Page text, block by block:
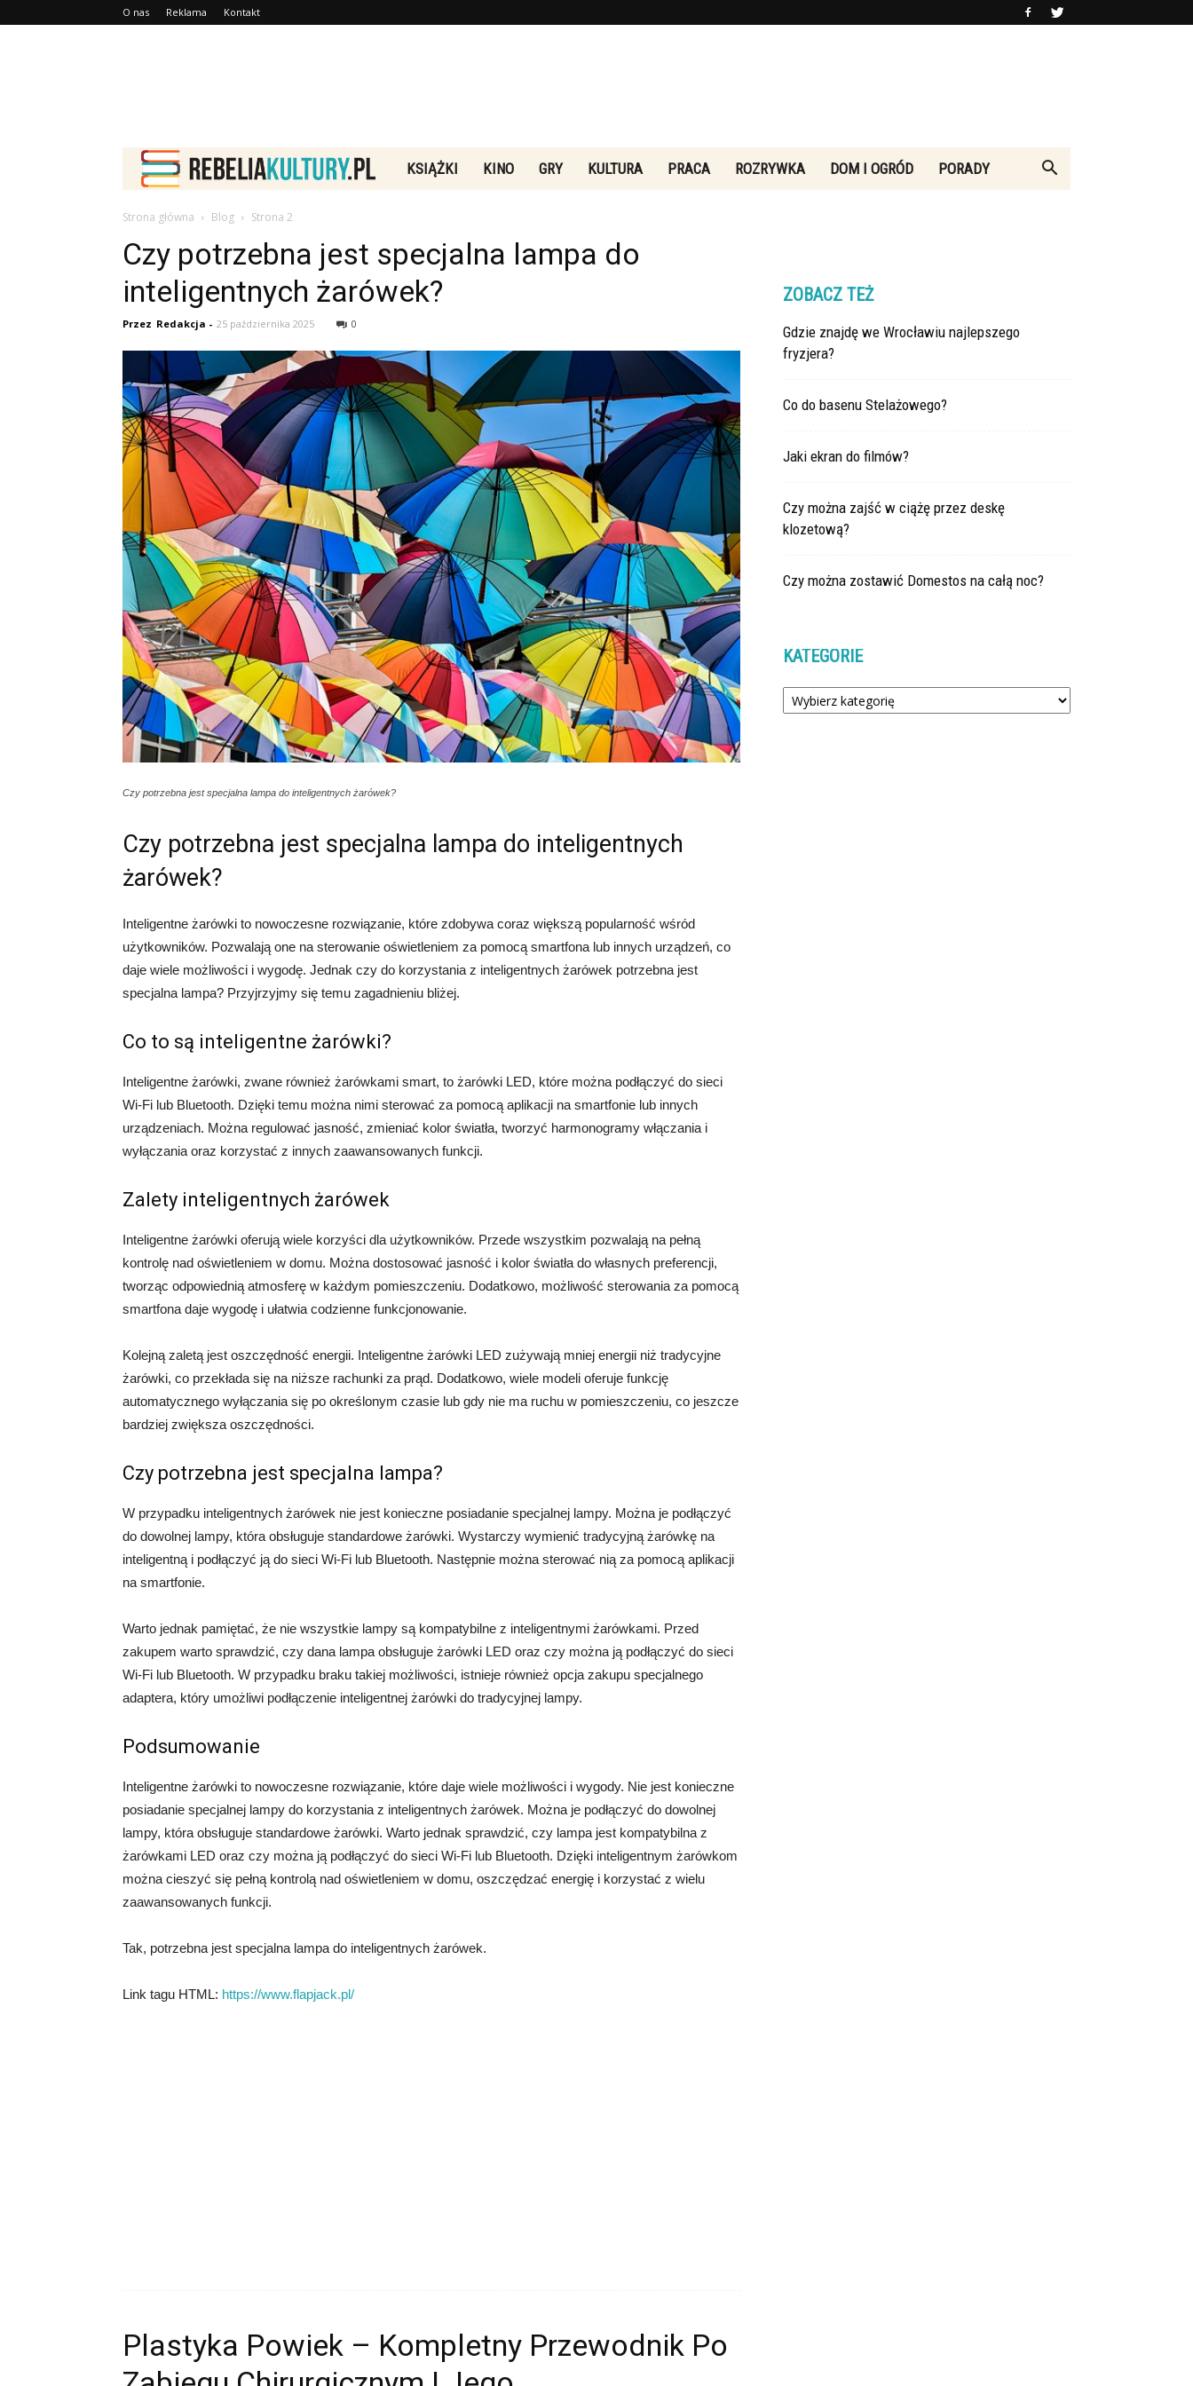
O nas Reklama Kontakt
Rebeliakultury.pl
KSIĄŻKI KINO GRY KULTURA PRACA ROZRYWKA DOM I OGRÓD PORADY
Strona główna Blog Strona 2
Czy potrzebna jest specjalna lampa do
inteligentnych żarówek?
Przez Redakcja - 25 października 2025 0
Czy potrzebna jest specjalna lampa do inteligentnych żarówek?
Czy potrzebna jest specjalna lampa do inteligentnych
żarówek?
Inteligentne żarówki to nowoczesne rozwiązanie, które zdobywa coraz większą popularność wśród
użytkowników. Pozwalają one na sterowanie oświetleniem za pomocą smartfona lub innych urządzeń, co
daje wiele możliwości i wygodę. Jednak czy do korzystania z inteligentnych żarówek potrzebna jest
specjalna lampa? Przyjrzyjmy się temu zagadnieniu bliżej.
Co to są inteligentne żarówki?
Inteligentne żarówki, zwane również żarówkami smart, to żarówki LED, które można podłączyć do sieci
Wi-Fi lub Bluetooth. Dzięki temu można nimi sterować za pomocą aplikacji na smartfonie lub innych
urządzeniach. Można regulować jasność, zmieniać kolor światła, tworzyć harmonogramy włączania i
wyłączania oraz korzystać z innych zaawansowanych funkcji.
Zalety inteligentnych żarówek
Inteligentne żarówki oferują wiele korzyści dla użytkowników. Przede wszystkim pozwalają na pełną
kontrolę nad oświetleniem w domu. Można dostosować jasność i kolor światła do własnych preferencji,
tworząc odpowiednią atmosferę w każdym pomieszczeniu. Dodatkowo, możliwość sterowania za pomocą
smartfona daje wygodę i ułatwia codzienne funkcjonowanie.
Kolejną zaletą jest oszczędność energii. Inteligentne żarówki LED zużywają mniej energii niż tradycyjne
żarówki, co przekłada się na niższe rachunki za prąd. Dodatkowo, wiele modeli oferuje funkcję
automatycznego wyłączania się po określonym czasie lub gdy nie ma ruchu w pomieszczeniu, co jeszcze
bardziej zwiększa oszczędności.
Czy potrzebna jest specjalna lampa?
W przypadku inteligentnych żarówek nie jest konieczne posiadanie specjalnej lampy. Można je podłączyć
do dowolnej lampy, która obsługuje standardowe żarówki. Wystarczy wymienić tradycyjną żarówkę na
inteligentną i podłączyć ją do sieci Wi-Fi lub Bluetooth. Następnie można sterować nią za pomocą aplikacji
na smartfonie.
Warto jednak pamiętać, że nie wszystkie lampy są kompatybilne z inteligentnymi żarówkami. Przed
zakupem warto sprawdzić, czy dana lampa obsługuje żarówki LED oraz czy można ją podłączyć do sieci
Wi-Fi lub Bluetooth. W przypadku braku takiej możliwości, istnieje również opcja zakupu specjalnego
adaptera, który umożliwi podłączenie inteligentnej żarówki do tradycyjnej lampy.
Podsumowanie
Inteligentne żarówki to nowoczesne rozwiązanie, które daje wiele możliwości i wygody. Nie jest konieczne
posiadanie specjalnej lampy do korzystania z inteligentnych żarówek. Można je podłączyć do dowolnej
lampy, która obsługuje standardowe żarówki. Warto jednak sprawdzić, czy lampa jest kompatybilna z
żarówkami LED oraz czy można ją podłączyć do sieci Wi-Fi lub Bluetooth. Dzięki inteligentnym żarówkom
można cieszyć się pełną kontrolą nad oświetleniem w domu, oszczędzać energię i korzystać z wielu
zaawansowanych funkcji.
Tak, potrzebna jest specjalna lampa do inteligentnych żarówek.
Link tagu HTML: https://www.flapjack.pl/
Plastyka Powiek – Kompletny Przewodnik Po
ZOBACZ TEŻ
Gdzie znajdę we Wrocławiu najlepszego
fryzjera?
Co do basenu Stelażowego?
Jaki ekran do filmów?
Czy można zajść w ciążę przez deskę
klozetową?
Czy można zostawić Domestos na całą noc?
KATEGORIE
Kategorie